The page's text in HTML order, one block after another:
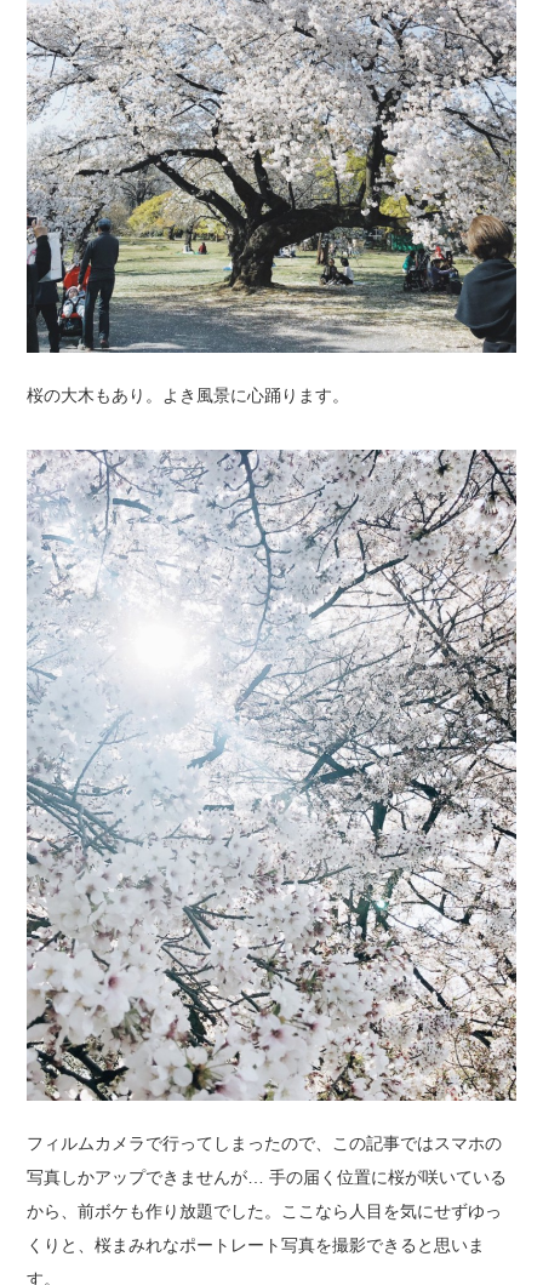
桜の大木もあり。よき風景に心踊ります。
フィルムカメラで行ってしまったので、この記事ではスマホの
写真しかアップできませんが… 手の届く位置に桜が咲いている
から、前ボケも作り放題でした。ここなら人目を気にせずゆっ
くりと、桜まみれなポートレート写真を撮影できると思いま
す。